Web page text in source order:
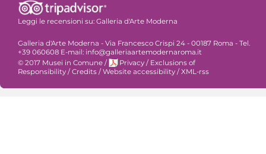
Leggi le recensioni su: Galleria d'Arte Moderna
Galleria d'Arte Moderna - Via Francesco Crispi 24 - 00187 Roma - Tel.
+39 060608 E-mail: info@galleriaartemodernaroma.it
© 2017 Musei in Comune / Privacy / Exclusions of
Responsibility / Credits / Website accessibility / XML-rss